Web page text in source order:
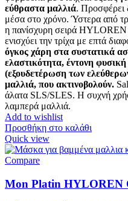
εύθραστα μαλλιά. Προσφέρει
μέσα στο χρόνο. Ύστερα από
η πανίσχυρη σειρά
ενισχύει την τρίχα με επτά
όγκος χάρη στα συστατικά
ελαστικότητα, έντονη
(εξουδετέρωση των
μαλλιά, που ακτινοβολούν.
άλατα SLS/SLES. Η συχνή
λαμπερά μαλλιά.
Add to wishlist
Προσθήκη στο καλάθι
Quick view
Compare
Mon Platin HYLOREN